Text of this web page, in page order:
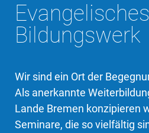
Evangelisches
Bildungswerk
Wir sind ein Ort der
Als anerkannte
Lande Bremen konzipieren
Seminare, die so vielfältig